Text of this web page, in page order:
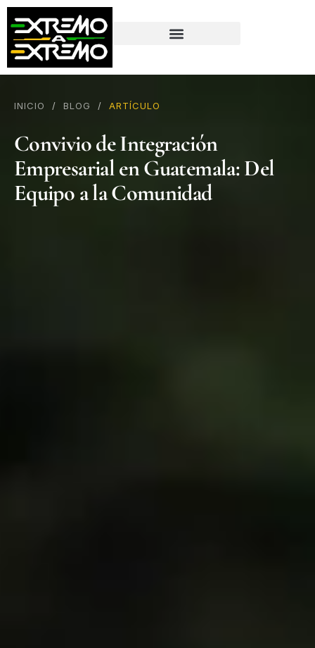
contenido
INICIO / BLOG / ARTÍCULO
Convivio de Integración
Empresarial en Guatemala: Del
Equipo a la Comunidad